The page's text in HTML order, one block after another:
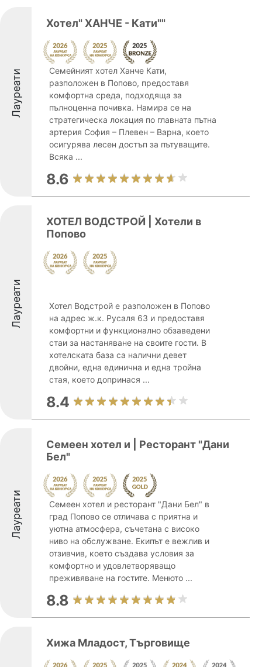
Лауреати
Хотел" ХАНЧЕ - Кати""
Семейният хотел Ханче Кати,
разположен в Попово, предоставя
комфортна среда, подходяща за
пълноценна почивка. Намира се на
стратегическа локация по главната пътна
артерия София – Плевен – Варна, което
осигурява лесен достъп за пътуващите.
Всяка ...
8.6
Лауреати
ХОТЕЛ ВОДСТРОЙ | Хотели в
Попово
Хотел Водстрой е разположен в Попово
на адрес ж.к. Русаля 63 и предоставя
комфортни и функционално обзаведени
стаи за настаняване на своите гости. В
хотелската база са налични девет
двойни, една единична и една тройна
стая, което допринася ...
8.4
Лауреати
Семеен хотел и | Ресторант "Дани
Бел"
Семеен хотел и ресторант "Дани Бел" в
град Попово се отличава с приятна и
уютна атмосфера, съчетана с високо
ниво на обслужване. Екипът е вежлив и
отзивчив, което създава условия за
комфортно и удовлетворяващо
преживяване на гостите. Менюто ...
8.8
Хижа Младост, Търговище